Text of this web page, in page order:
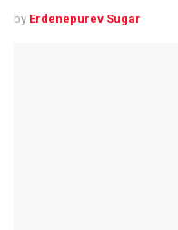
by Erdenepurev Sugar